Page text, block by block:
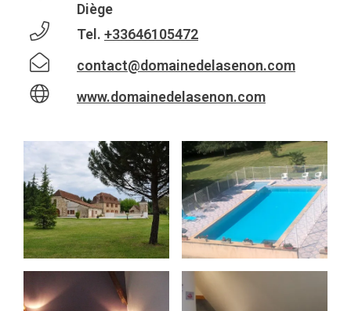
Diège
Tel. +33646105472
contact@domainedelasenon.com
www.domainedelasenon.com